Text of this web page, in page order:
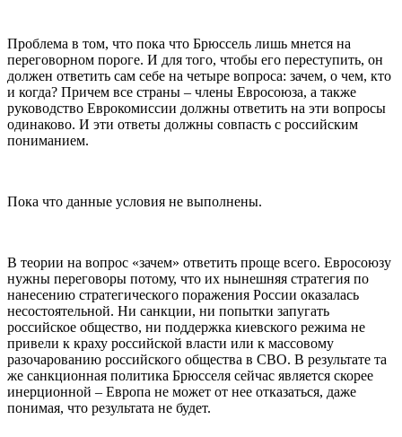
Проблема в том, что пока что Брюссель лишь мнется на
переговорном пороге. И для того, чтобы его переступить, он
должен ответить сам себе на четыре вопроса: зачем, о чем, кто
и когда? Причем все страны – члены Евросоюза, а также
руководство Еврокомиссии должны ответить на эти вопросы
одинаково. И эти ответы должны совпасть с российским
пониманием.
Пока что данные условия не выполнены.
В теории на вопрос «зачем» ответить проще всего. Евросоюзу
нужны переговоры потому, что их нынешняя стратегия по
нанесению стратегического поражения России оказалась
несостоятельной. Ни санкции, ни попытки запугать
российское общество, ни поддержка киевского режима не
привели к краху российской власти или к массовому
разочарованию российского общества в СВО. В результате та
же санкционная политика Брюсселя сейчас является скорее
инерционной – Европа не может от нее отказаться, даже
понимая, что результата не будет.